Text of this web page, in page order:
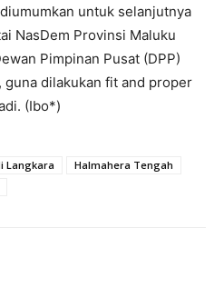
untuk selanjutnya
NasDem Provinsi Maluku
Pimpinan Pusat (DPP)
guna dilakukan fit and proper
(Ibo*)
Langkara
Halmahera Tengah